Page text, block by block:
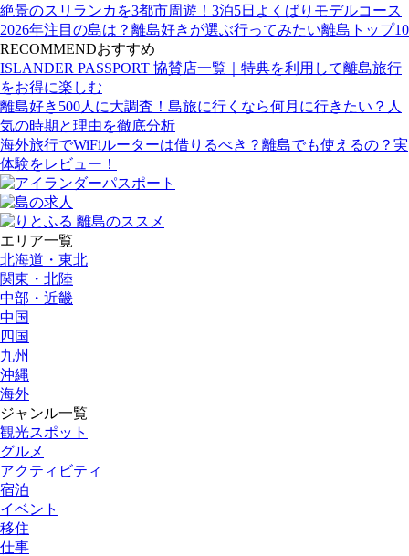
絶景のスリランカを3都市周遊！3泊5日よくばりモデルコース
2026年注目の島は？離島好きが選ぶ行ってみたい離島トップ10
RECOMMENDおすすめ
ISLANDER PASSPORT 協賛店一覧｜特典を利用して離島旅行
をお得に楽しむ
離島好き500人に大調査！島旅に行くなら何月に行きたい？人
気の時期と理由を徹底分析
海外旅行でWiFiルーターは借りるべき？離島でも使えるの？実
体験をレビュー！
エリア一覧
北海道・東北
関東・北陸
中部・近畿
中国
四国
九州
沖縄
海外
ジャンル一覧
観光スポット
グルメ
アクティビティ
宿泊
イベント
移住
仕事